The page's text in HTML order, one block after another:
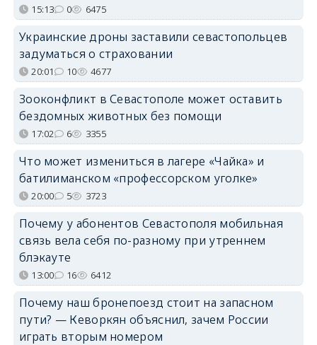
15:13 0 6475
Украинские дроны заставили севастопольцев
задуматься о страховании
20:01 10 4677
Зооконфликт в Севастополе может оставить
бездомных животных без помощи
17:02 6 3355
Что может измениться в лагере «Чайка» и
батилиманском «профессорском уголке»
20:00 5 3723
Почему у абонентов Севастополя мобильная
связь вела себя по-разному при утреннем
блэкауте
13:00 16 6412
Почему наш бронепоезд стоит на запасном
пути? — Кеворкян объяснил, зачем России
играть вторым номером